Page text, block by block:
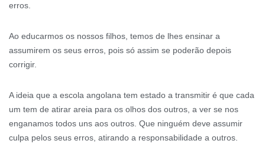
erros.
Ao educarmos os nossos filhos, temos de lhes ensinar a
assumirem os seus erros, pois só assim se poderão depois
corrigir.
A ideia que a escola angolana tem estado a transmitir é que cada
um tem de atirar areia para os olhos dos outros, a ver se nos
enganamos todos uns aos outros. Que ninguém deve assumir
culpa pelos seus erros, atirando a responsabilidade a outros.